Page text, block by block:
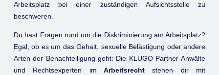
Arbeitsplatz bei einer zuständigen Aufsichtsstelle zu
beschweren.
Du hast Fragen rund um die Diskriminierung am Arbeitsplatz?
Egal, ob es um das Gehalt, sexuelle Belästigung oder andere
Arten der Benachteiligung geht: Die KLUGO Partner-Anwälte
und Rechtsexperten im Arbeitsrecht stehen dir mit